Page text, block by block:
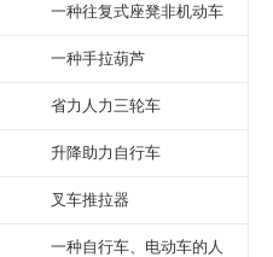
一种往复式座凳非机动车
一种手拉葫芦
省力人力三轮车
升降助力自行车
叉车推拉器
一种自行车、电动车的人